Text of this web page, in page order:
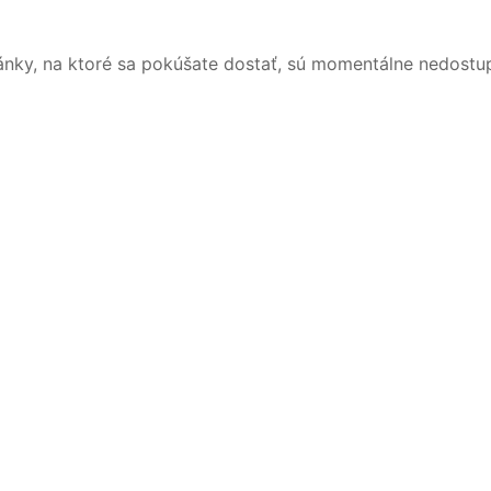
na ktoré sa pokúšate dostať, sú momentálne